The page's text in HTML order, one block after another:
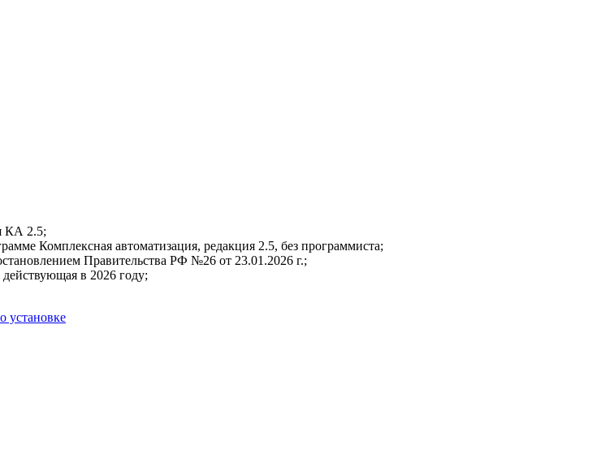
КА 2.5;
Комплексная автоматизация, редакция 2.5, без программиста;
Правительства РФ №26 от 23.01.2026 г.;
в 2026 году;
установке